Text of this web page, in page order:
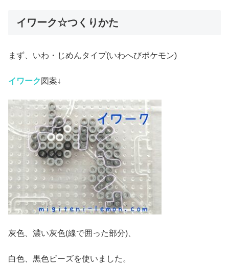
イワーク☆つくりかた
まず、いわ・じめんタイプ(いわへびポケモン)
イワーク 図案↓
灰色、濃い灰色(線で囲った部分)、
白色、黒色ビーズを使いました。